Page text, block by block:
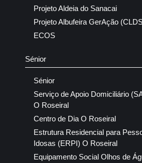
Projeto Aldeia do Sanacai
Projeto Albufeira GerAção
ECOS
Sénior
Sénior
Serviço de Apoio Domiciliário
O Roseiral
Centro de Dia O Roseiral
Estrutura Residencial para
Idosas (ERPI) O Roseiral
Equipamento Social Olhos de